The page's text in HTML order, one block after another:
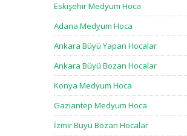
Eskişehir Medyum Hoca
Adana Medyum Hoca
Ankara Büyü Yapan Hocalar
Ankara Büyü Bozan Hocalar
Konya Medyum Hoca
Gaziantep Medyum Hoca
İzmir Büyü Bozan Hocalar